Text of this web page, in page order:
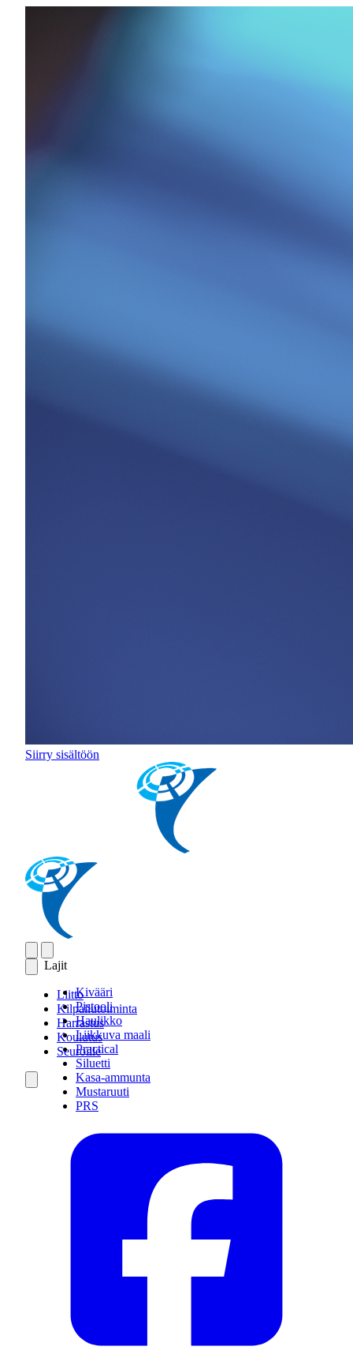
Siirry sisältöön
Lajit
Kivääri
Pistooli
Haulikko
Liikkuva maali
Practical
Siluetti
Kasa-ammunta
Mustaruuti
PRS
Liitto
Kilpailutoiminta
Harrastus
Koulutus
Seuroille